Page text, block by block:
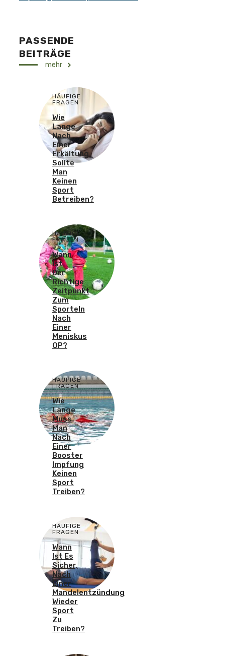
PASSENDE
BEITRÄGE
mehr
HÄUFIGE
FRAGEN
Wie
Lange
Nach
Einer
Erkältung
Sollte
Man
Keinen
Sport
Betreiben?
HÄUFIGE
FRAGEN
Wann
Ist
Der
Richtige
Zeitpunkt
Zum
Sporteln
Nach
Einer
Meniskus
OP?
HÄUFIGE
FRAGEN
Wie
Lange
Muss
Man
Nach
Einer
Booster
Impfung
Keinen
Sport
Treiben?
HÄUFIGE
FRAGEN
Wann
Ist Es
Sicher,
Nach
Einer
Mandelentzündung
Wieder
Sport
Zu
Treiben?